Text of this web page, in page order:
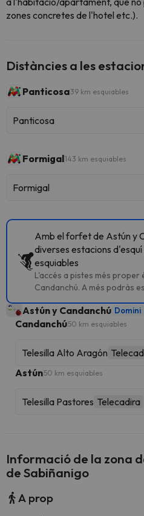
zones concretes de l'hotel etc.).
Distàncies a les
Panticosa39 km esquiables
Panticosa
Formigal143 km esquiables
Formigal
Amb el forfet de Astún y
diverses estacions d'esquí
esquiables
L'accés a pistes més proper
Candanchú. A més podràs
Astún y Candanchú Domini
Candanchú50 km esquiables
Telesilla Alto Aragón
Astún50 km esquiables
Telesilla Pastores Telecadira
Informació de la zona
de Sabiñanigo
A prop